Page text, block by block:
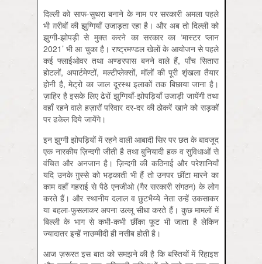
दिल्ली को साफ-सुथरा बनाने के नाम पर सरकारी अमला पहले
भी ग़रीबों की झुग्गियाँ उजाड़ता रहा है। और अब तो दिल्ली को
झुग्गी-झोपड़ी से मुक्त करने का सरकार का ‘मास्टर प्लान
2021’ भी आ चुका है। राष्ट्रमण्डल खेलों के आयोजन से पहले
कई फ्लाईओवर तथा अण्डरपास बनने वाले हैं, पाँच सितारा
होटलों, अपार्टमेण्टों, मल्टीप्लेक्सों, मॉलों की पूरी शृंखला तैयार
होनी है, मेट्रो का जाल दूरस्थ इलाकों तक बिछाया जाना है।
ज़ाहिर है इसके लिए ढेरों झुग्गियाँ-झोपड़ियाँ उजाड़ी जायेंगी तथा
वहाँ रहने वाले हज़ारों परिवार दर-दर की ठोकरें खाने को सड़कों
पर ढकेल दिये जायेंगे।
इन झुग्गी झोपड़ियों में रहने वाली आबादी सिर पर छत के बावजूद
एक नारकीय ज़िन्दगी जीती है तथा बुनियादी हक व सुविधाओं से
वंचित और अनजान है। ज़िन्दगी की कठिनाई और परेशानियाँ
यदि उनके ग़ुस्से को भड़काती भी हैं तो उनपर छींटा मारने का
काम वहाँ गहराई से पैठे एनजीओ (गैर सरकारी संगठन) के लोग
करते हैं। और स्थानीय दलाल व छुटभैय्ये नेता उन्हें उकसाकर
या बहला-फुसलाकर अपना उल्लू सीधा करते हैं। कुछ मामलों में
बिल्ली के भाग से कभी-कभी छींका फूट भी जाता है लेकिन
ज्यादातर इन्हें नाउम्मीदी ही नसीब होती है।
आज ज़रूरत इस बात को समझने की है कि बस्तियों में रिहाइश